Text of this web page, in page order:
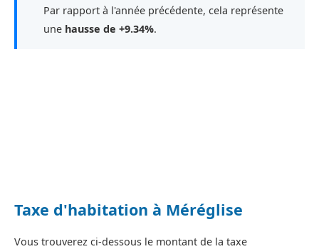
Par rapport à l'année précédente, cela représente
une hausse de +9.34%.
Taxe d'habitation à Méréglise
Vous trouverez ci-dessous le montant de la taxe